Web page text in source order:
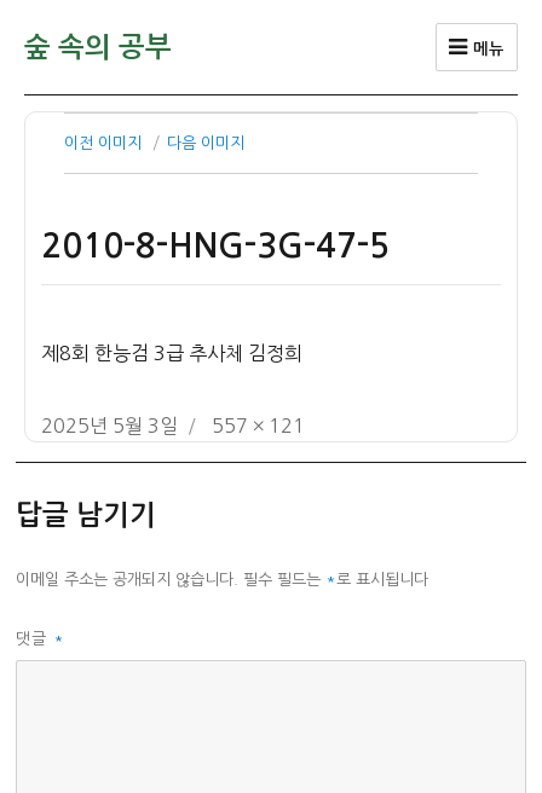
숲 속의 공부 메뉴
이전 이미지 다음 이미지
2010-8-HNG-3G-47-5
제8회 한능검 3급 추사체 김정희
작
자
2025년 5월 3일
전
557 × 121
답글 남기기
이메일 주소는 공개되지 않습니다. 필수 필드는 *로 표시됩니다
댓글 *